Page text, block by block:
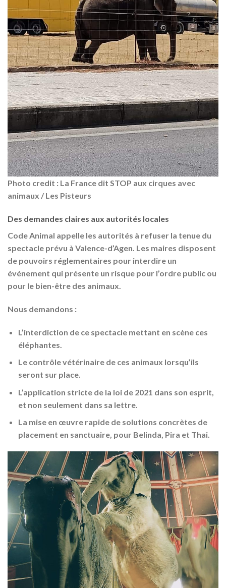
Photo credit : La France dit STOP aux cirques avec
animaux / Les Pisteurs
Des demandes claires aux autorités locales
Code Animal appelle les autorités à refuser la tenue du
spectacle prévu à Valence-d’Agen. Les maires disposent
de pouvoirs réglementaires pour interdire un
événement qui présente un risque pour l’ordre public ou
pour le bien-être des animaux.
Nous demandons :
L’interdiction de ce spectacle mettant en scène ces
éléphantes.
Le contrôle vétérinairede ces animaux lorsqu’ils
seront sur place.
L’application stricte de la loi de 2021 dans son esprit,
et non seulement dans sa lettre.
La mise en œuvre rapide de solutions concrètes de
placement en sanctuaire, pour Belinda, Pira et Thai.